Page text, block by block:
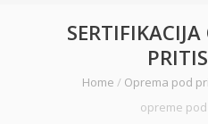
Home / Oprema pod
opreme